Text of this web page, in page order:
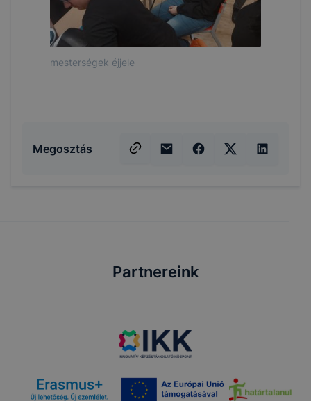
mesterségek éjjele
Megosztás
Partnereink